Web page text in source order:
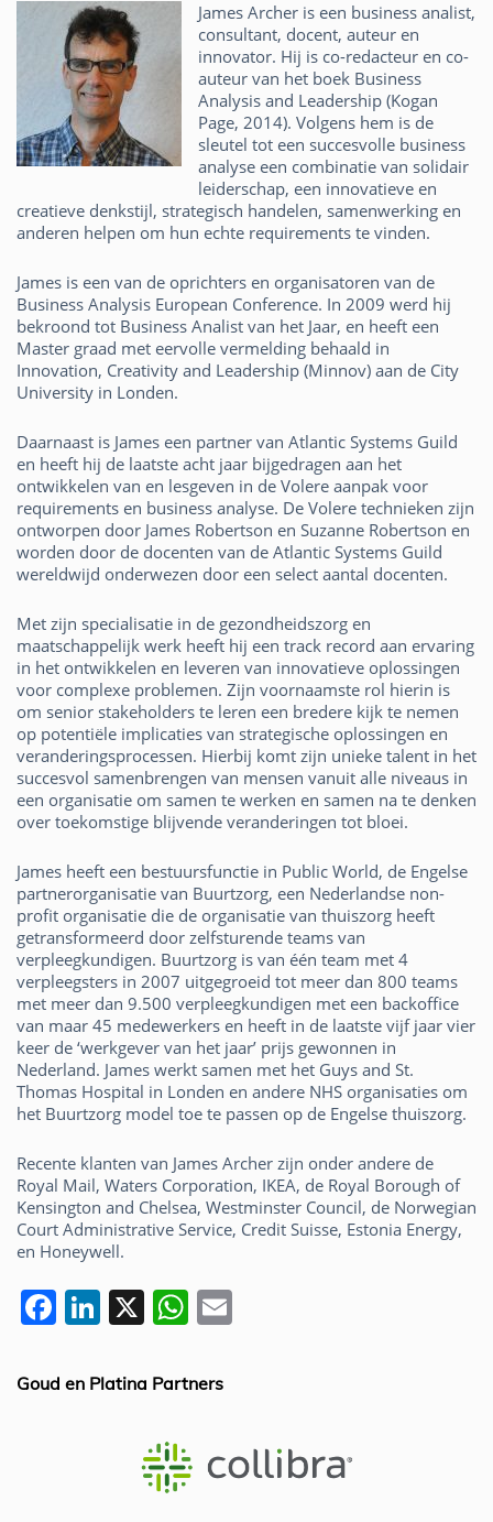
James Archer is een business analist,
consultant, docent, auteur en
innovator. Hij is co-redacteur en co-
auteur van het boek Business
Analysis and Leadership (Kogan
Page, 2014). Volgens hem is de
sleutel tot een succesvolle business
analyse een combinatie van solidair
leiderschap, een innovatieve en
creatieve denkstijl, strategisch handelen, samenwerking en
anderen helpen om hun echte requirements te vinden.
James is een van de oprichters en organisatoren van de
Business Analysis European Conference. In 2009 werd hij
bekroond tot Business Analist van het Jaar, en heeft een
Master graad met eervolle vermelding behaald in
Innovation, Creativity and Leadership (Minnov) aan de City
University in Londen.
Daarnaast is James een partner van Atlantic Systems Guild
en heeft hij de laatste acht jaar bijgedragen aan het
ontwikkelen van en lesgeven in de Volere aanpak voor
requirements en business analyse. De Volere technieken zijn
ontworpen door James Robertson en Suzanne Robertson en
worden door de docenten van de Atlantic Systems Guild
wereldwijd onderwezen door een select aantal docenten.
Met zijn specialisatie in de gezondheidszorg en
maatschappelijk werk heeft hij een track record aan ervaring
in het ontwikkelen en leveren van innovatieve oplossingen
voor complexe problemen. Zijn voornaamste rol hierin is
om senior stakeholders te leren een bredere kijk te nemen
op potentiële implicaties van strategische oplossingen en
veranderingsprocessen. Hierbij komt zijn unieke talent in het
succesvol samenbrengen van mensen vanuit alle niveaus in
een organisatie om samen te werken en samen na te denken
over toekomstige blijvende veranderingen tot bloei.
James heeft een bestuursfunctie in Public World, de Engelse
partnerorganisatie van Buurtzorg, een Nederlandse non-
profit organisatie die de organisatie van thuiszorg heeft
getransformeerd door zelfsturende teams van
verpleegkundigen. Buurtzorg is van één team met 4
verpleegsters in 2007 uitgegroeid tot meer dan 800 teams
met meer dan 9.500 verpleegkundigen met een backoffice
van maar 45 medewerkers en heeft in de laatste vijf jaar vier
keer de ‘werkgever van het jaar’ prijs gewonnen in
Nederland. James werkt samen met het Guys and St.
Thomas Hospital in Londen en andere NHS organisaties om
het Buurtzorg model toe te passen op de Engelse thuiszorg.
Recente klanten van James Archer zijn onder andere de
Royal Mail, Waters Corporation, IKEA, de Royal Borough of
Kensington and Chelsea, Westminster Council, de Norwegian
Court Administrative Service, Credit Suisse, Estonia Energy,
en Honeywell.
F
c
Li
k
X W
at
A
p
Goud en Platina Partners